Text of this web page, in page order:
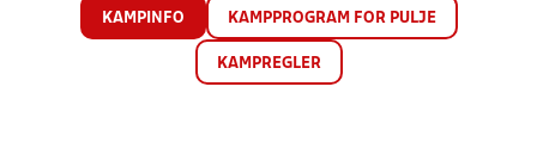
KAMPINFO KAMPPROGRAM FOR PULJE
KAMPREGLER